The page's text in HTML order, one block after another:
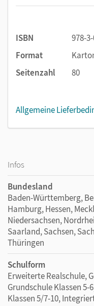
ISBN
978-
Format
Seitenzahl
80
Allgemeine
Infos
Bundesland
Baden-Württemberg,
Hamburg, Hessen,
Niedersachsen,
Saarland, Sachsen,
Thüringen
Schulform
Erweiterte Realschule,
Grundschule Klassen
Klassen 5/7-10,